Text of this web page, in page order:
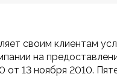
своим клиентам
на
13 ноября 2010.